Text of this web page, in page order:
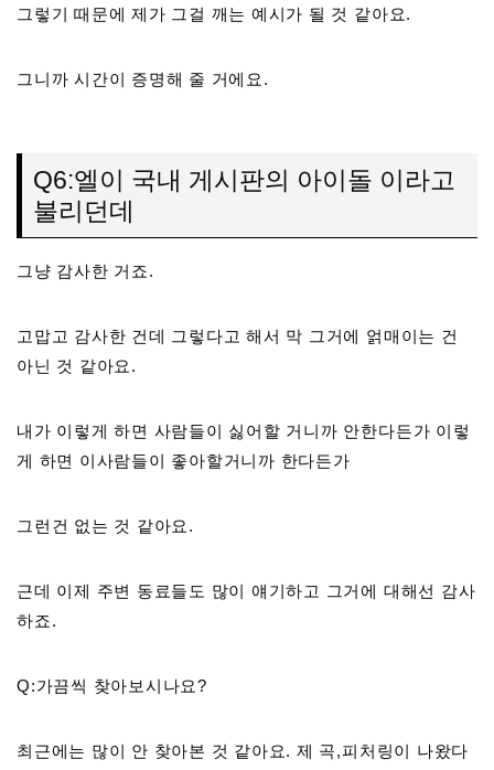
그렇기 때문에 제가 그걸 깨는 예시가 될 것 같아요.
그니까 시간이 증명해 줄 거에요.
Q6:엘이 국내 게시판의 아이돌 이라고
불리던데
그냥 감사한 거죠.
고맙고 감사한 건데 그렇다고 해서 막 그거에 얽매이는 건
아닌 것 같아요.
내가 이렇게 하면 사람들이 싫어할 거니까 안한다든가 이렇
게 하면 이사람들이 좋아할거니까 한다든가
그런건 없는 것 같아요.
근데 이제 주변 동료들도 많이 얘기하고 그거에 대해선 감사
하죠.
Q:가끔씩 찾아보시나요?
최근에는 많이 안 찾아본 것 같아요. 제 곡,피처링이 나왔다